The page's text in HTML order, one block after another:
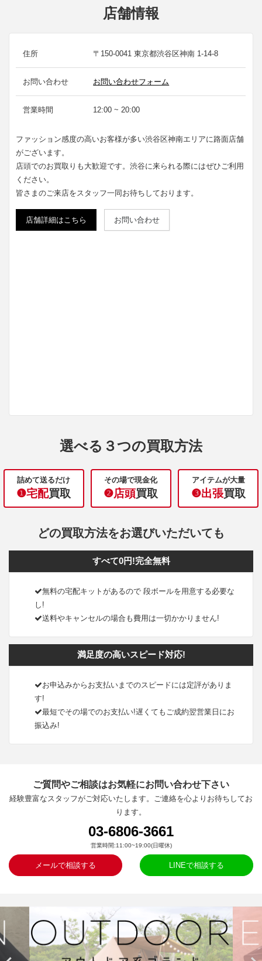
店舗情報
住所 〒150-0041 東京都渋谷区神南 1-14-8
お問い合わせ お問い合わせフォーム
営業時間 12:00 ~ 20:00
ファッション感度の高いお客様が多い渋谷区神南エリアに路面店舗
がございます。
店頭でのお買取りも大歓迎です。渋谷に来られる際にはぜひご利用
ください。
皆さまのご来店をスタッフ一同お待ちしております。
店舗詳細はこちら お問い合わせ
選べる３つの買取方法
詰めて送るだけ
❶宅配買取
その場で現金化
❷店頭買取
アイテムが大量
❸出張買取
どの買取方法をお選びいただいても
すべて0円!完全無料
無料の宅配キットがあるので 段ボールを用意する必要な
し!
送料やキャンセルの場合も費用は一切かかりません!
満足度の高いスピード対応!
お申込みからお支払いまでのスピードには定評がありま
す!
最短でその場でのお支払い!遅くてもご成約翌営業日にお
振込み!
ご質問やご相談はお気軽にお問い合わせ下さい
経験豊富なスタッフがご対応いたします。ご連絡を心よりお待ちしてお
ります。
03-6806-3661
営業時間:11:00~19:00(日曜休)
メールで相談する LINEで相談する